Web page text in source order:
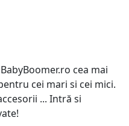
cea mai
cei mari si cei mici.
... Intră si